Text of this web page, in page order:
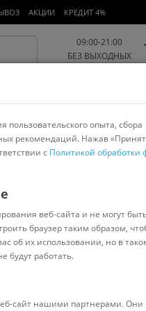
АКЦИИ КРЕДИТ 4%
09:00-21:00
БЕЗ ВЫХОДНЫХ
и мамам Красота и
спорт
Incar Pioneer
опыта, сбора
рекомендаций. Нажав
с Политикой обработки
веб-сайта и не могут
браузер таким образом,
об их использовании, но в
будут работать.
сайт нашими партнерами. Они